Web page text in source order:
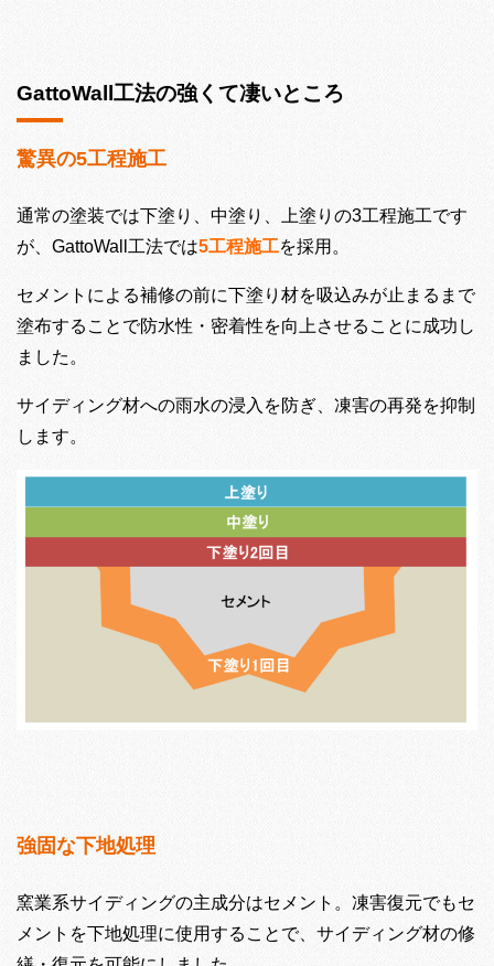
GattoWall工法の強くて凄いところ
驚異の5工程施工
通常の塗装では下塗り、中塗り、上塗りの3工程施工です
が、GattoWall工法では5工程施工を採用。
セメントによる補修の前に下塗り材を吸込みが止まるまで
塗布することで防水性・密着性を向上させることに成功し
ました。
サイディング材への雨水の浸入を防ぎ、凍害の再発を抑制
します。
強固な下地処理
窯業系サイディングの主成分はセメント。凍害復元でもセ
メントを下地処理に使用することで、サイディング材の修